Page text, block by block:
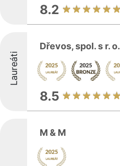
8.2
Laureáti
Dřevos, spol. s r. o.
8.5
M & M